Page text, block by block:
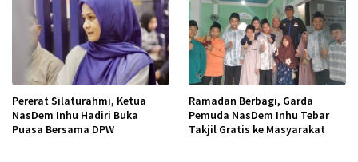
Pererat Silaturahmi, Ketua
NasDem Inhu Hadiri Buka
Puasa Bersama DPW
Ramadan Berbagi, Garda
Pemuda NasDem Inhu Tebar
Takjil Gratis ke Masyarakat